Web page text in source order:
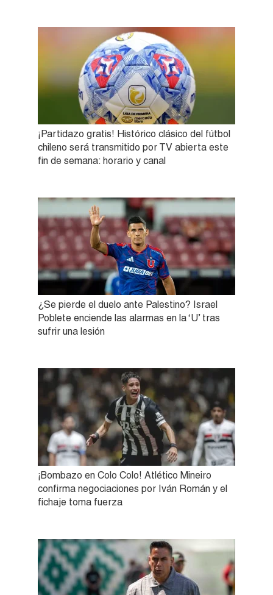
¡Partidazo gratis! Histórico clásico del fútbol
chileno será transmitido por TV abierta este
fin de semana: horario y canal
¿Se pierde el duelo ante Palestino? Israel
Poblete enciende las alarmas en la ‘U’ tras
sufrir una lesión
¡Bombazo en Colo Colo! Atlético Mineiro
confirma negociaciones por Iván Román y el
fichaje toma fuerza